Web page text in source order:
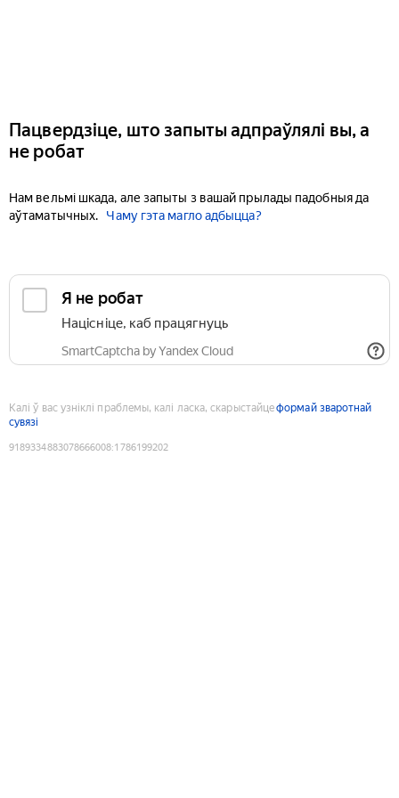
Пацвердзіце, што запыты адпраўлялі вы, а
не робат
Нам вельмі шкада, але запыты з вашай прылады падобныя да
аўтаматычных.
Чаму гэта магло адбыцца?
Я не робат
Націсніце, каб працягнуць
SmartCaptcha by Yandex Cloud
Калі ў вас узніклі праблемы, калі ласка, скарыстайцеформай зваротнай
сувязі
9189334883078666008:1786199202